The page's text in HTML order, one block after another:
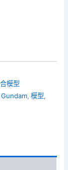
模型
Gundam,模型,